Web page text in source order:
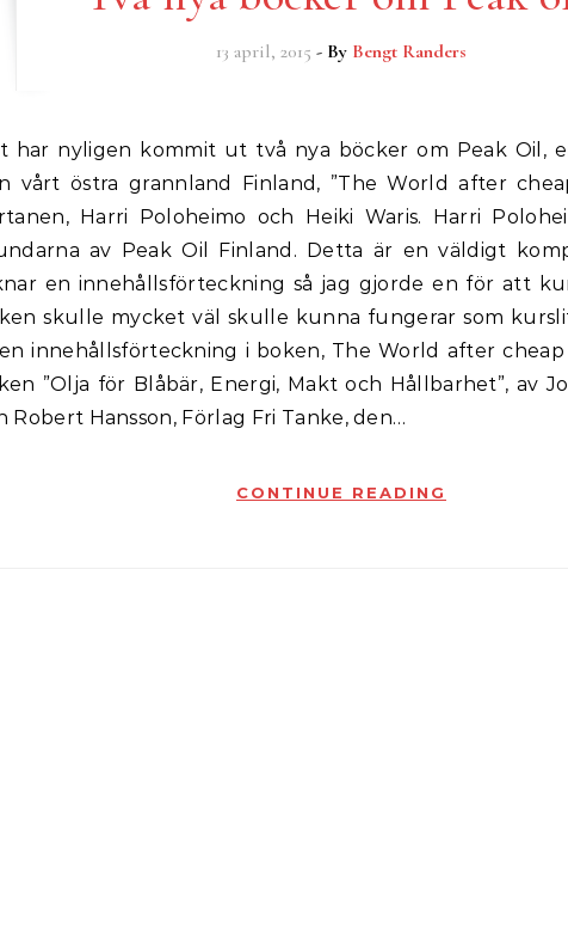
30
13 april, 2015 - By Bengt Randers
vårt östra grannland Finland, ”The World after
Harri Poloheimo och Heiki Waris. Harri
av Peak Oil Finland. Detta är en väldigt
en innehållsförteckning så jag gjorde en för att
skulle mycket väl skulle kunna fungerar som
innehållsförteckning i boken, The World after cheap
”Olja för Blåbär, Energi, Makt och Hållbarhet”, av
Robert Hansson, Förlag Fri Tanke, den…
CONTINUE READING